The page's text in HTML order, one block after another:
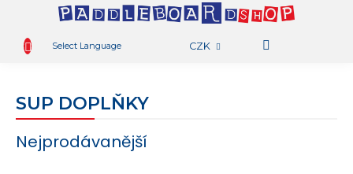
obsah
Select Language CZK
OBCHOD
PŮJČOVNA
BLOG
TAMBO
SUP DOPLŇKY
Nejprodávanější